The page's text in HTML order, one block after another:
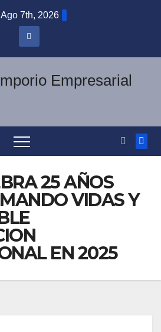
7th, 2026
25 AÑOS
VIDAS Y
EN 2025